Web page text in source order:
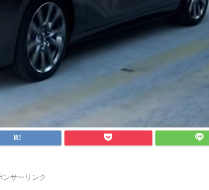
ンサーリンク